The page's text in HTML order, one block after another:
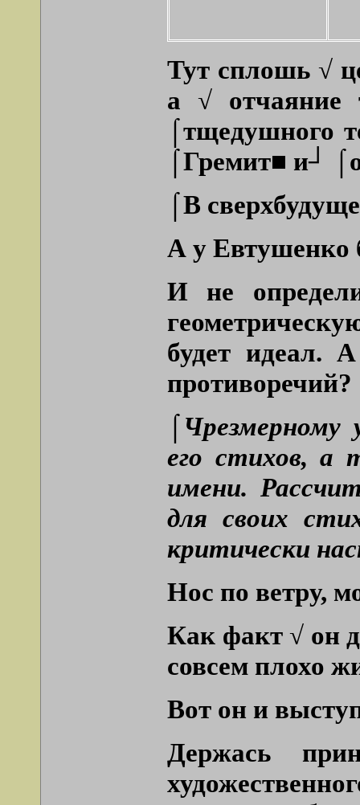
Тут сплошь √
а √
⌠тщедушного
⌠Гремит■ и┘
⌠В
А у Евтушенко
И не
будет идеал.
противоречий?
⌠Чрезмерному
его стихов, а
имени.
для своих
критически
Нос по ветру,
Как факт √ он
совсем плохо
Вот он и
Держась